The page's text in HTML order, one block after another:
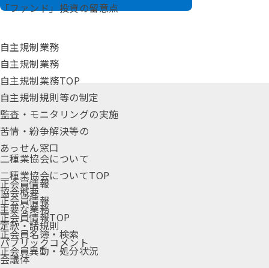
「ファンド」投資の留意点
自主規制業務
自主規制業務
自主規制業務TOP
自主規制規則等の制定
監査・モニタリングの実施
苦情・紛争解決等の
あっせん窓口
正会員情報
正会員情報
正会員情報TOP
正会員名簿・検索
正会員異動・処分状況
二種業協会について
二種業協会についてTOP
協会概要
主要な業務
定款・諸規則
パブリックコメント
会議体